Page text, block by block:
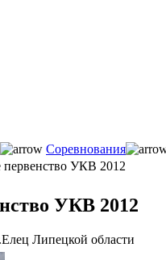
Соревнования
первенство УКВ 2012
УКВ 2012
Липецкой области